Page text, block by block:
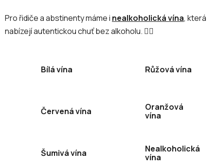
Pro řidiče a abstinenty máme i nealkoholická vína, která
nabízejí autentickou chuť bez alkoholu. 👇🏻
Bílá vína Růžová vína
Červená vína
Oranžová
vína
Šumivá vína
Nealkoholická
vína